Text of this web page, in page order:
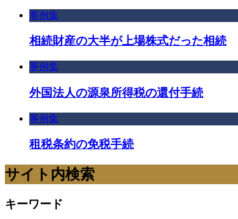
事例集
相続財産の大半が上場株式だった相続
事例集
外国法人の源泉所得税の還付手続
事例集
租税条約の免税手続
サイト内検索
キーワード